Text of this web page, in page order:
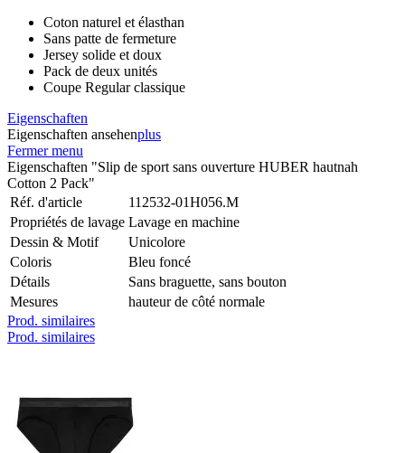
Coton naturel et élasthan
Sans patte de fermeture
Jersey solide et doux
Pack de deux unités
Coupe Regular classique
Eigenschaften
Eigenschaften ansehenplus
Fermer menu
Eigenschaften "Slip de sport sans ouverture HUBER hautnah
Cotton 2 Pack"
Réf. d'article
112532-01H056.M
Propriétés de lavage Lavage en machine
Dessin & Motif
Unicolore
Coloris
Bleu foncé
Détails
Sans braguette, sans bouton
Mesures
hauteur de côté normale
Prod. similaires
Prod. similaires